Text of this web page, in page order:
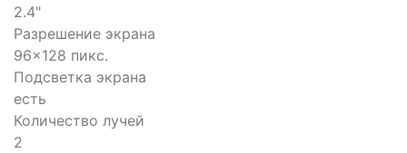
2.4"
Разрешение экрана
96x128 пикс.
Подсветка экрана
есть
Количество лучей
2